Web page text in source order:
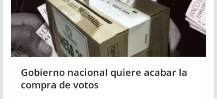
Gobierno nacional quiere acabar la
compra de votos